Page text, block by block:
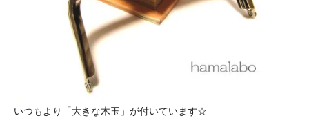
いつもより「大きな木玉」が付いています☆